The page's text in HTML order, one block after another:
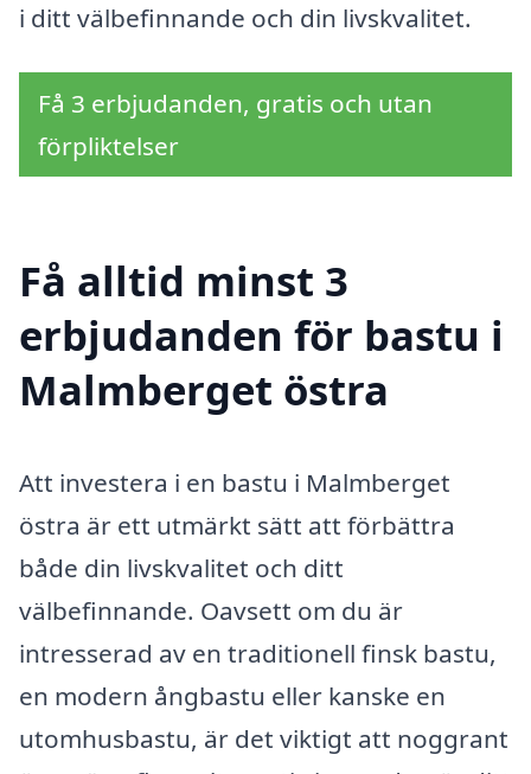
i ditt välbefinnande och din livskvalitet.
Få 3 erbjudanden, gratis och utan
förpliktelser
Få alltid minst 3
erbjudanden för bastu i
Malmberget östra
Att investera i en bastu i Malmberget
östra är ett utmärkt sätt att förbättra
både din livskvalitet och ditt
välbefinnande. Oavsett om du är
intresserad av en traditionell finsk bastu,
en modern ångbastu eller kanske en
utomhusbastu, är det viktigt att noggrant